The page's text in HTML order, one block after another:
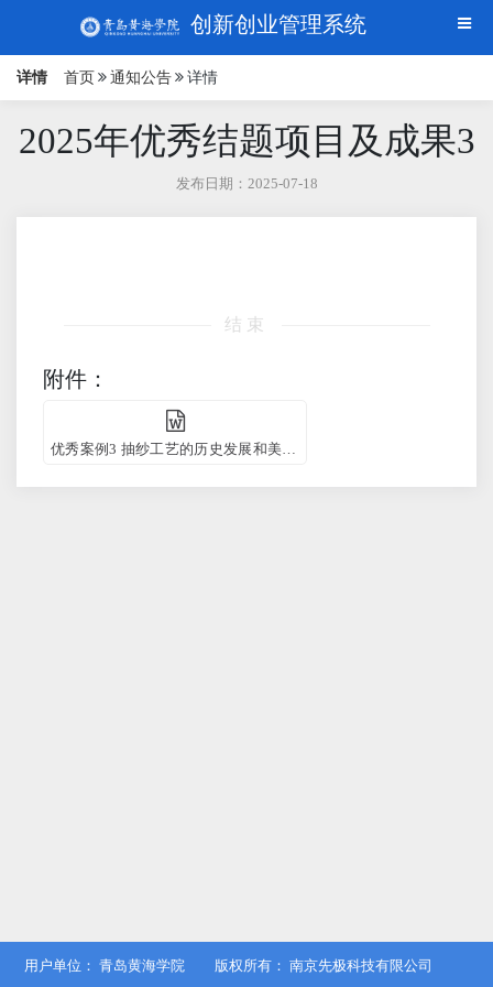
创新创业管理系统
详情 首页 通知公告 详情
2025年优秀结题项目及成果3
发布日期：2025-07-18
结束
附件：
用户单位： 青岛黄海学院 版权所有： 南京先极科技有限公司